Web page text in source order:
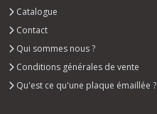
Catalogue
Contact
Qui sommes nous ?
Conditions générales de vente
Qu'est ce qu'une plaque émaillée ?